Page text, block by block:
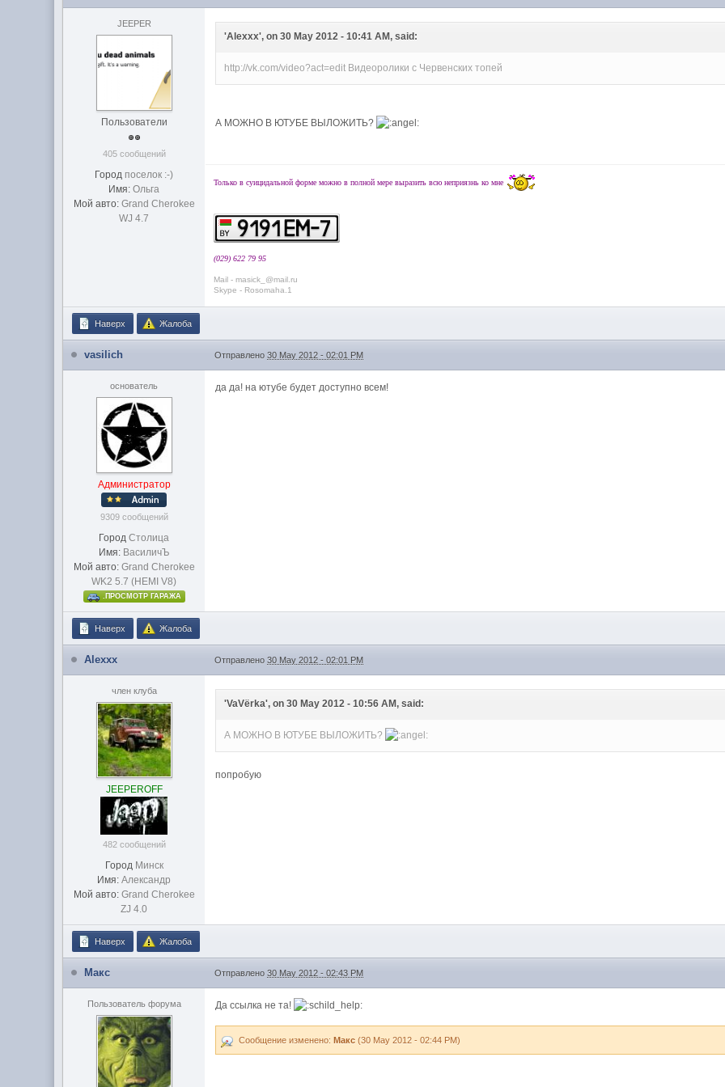
JEEPER
Пользователи
405 сообщений
Город поселок :-)
Имя: Ольга
Мой авто: Grand Cherokee
WJ 4.7
'Alexxx', on 30 May 2012 - 10:41 AM, said:
http://vk.com/video?act=edit Видеоролики с Червенских топей
А МОЖНО В ЮТУБЕ ВЫЛОЖИТЬ?
Только в суицидальной форме можно в полной мере выразить всю неприязнь ко мне
(029) 622 79 95
Mail - masick_@mail.ru
Skype - Rosomaha.1
Наверх Жалоба
vasilich Отправлено30 May 2012 - 02:01 PM
основатель
Администратор
9309 сообщений
Город Столица
Имя: ВасиличЪ
Мой авто: Grand Cherokee
WK2 5.7 (HEMI V8)
.ПРОСМОТР ГАРАЖА
да да! на ютубе будет доступно всем!
Наверх Жалоба
Alexxx Отправлено30 May 2012 - 02:01 PM
член клуба
JEEPEROFF
482 сообщений
Город Минск
Имя: Александр
Мой авто: Grand Cherokee
ZJ 4.0
'VaVёrka', on 30 May 2012 - 10:56 AM, said:
А МОЖНО В ЮТУБЕ ВЫЛОЖИТЬ?
попробую
Наверх Жалоба
Макс Отправлено30 May 2012 - 02:43 PM
Пользователь форума Да ссылка не та!
Сообщение изменено: Макс (30 May 2012 - 02:44 PM)